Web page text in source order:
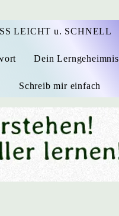
LEICHT u. SCHNELL
Dein Lerngeheimnis
Schreib mir einfach